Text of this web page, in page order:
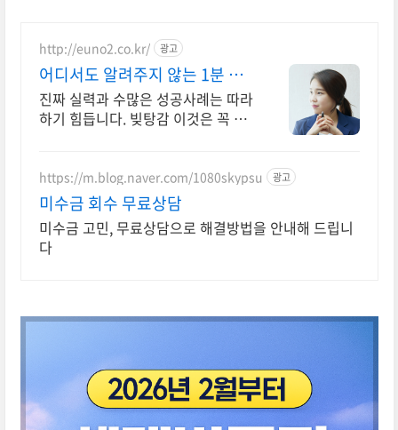
http://euno2.co.kr/ 광고
어디서도 알려주지 않는 1분 AI
자가진단
진짜 실력과 수많은 성공사례는 따라
하기 힘듭니다. 빚탕감 이것은 꼭 알
https://m.blog.naver.com/1080skypsu 광고
미수금 회수 무료상담
미수금 고민, 무료상담으로 해결방법을 안내해 드립니
다